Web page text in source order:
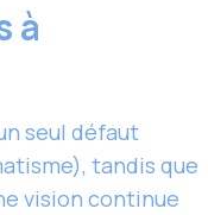
à
seul défaut
tandis que
vision continue